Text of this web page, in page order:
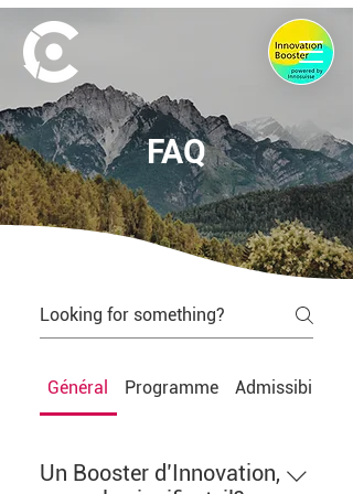
FAQ
Général Programme Admissibilité
Un Booster d’Innovation,